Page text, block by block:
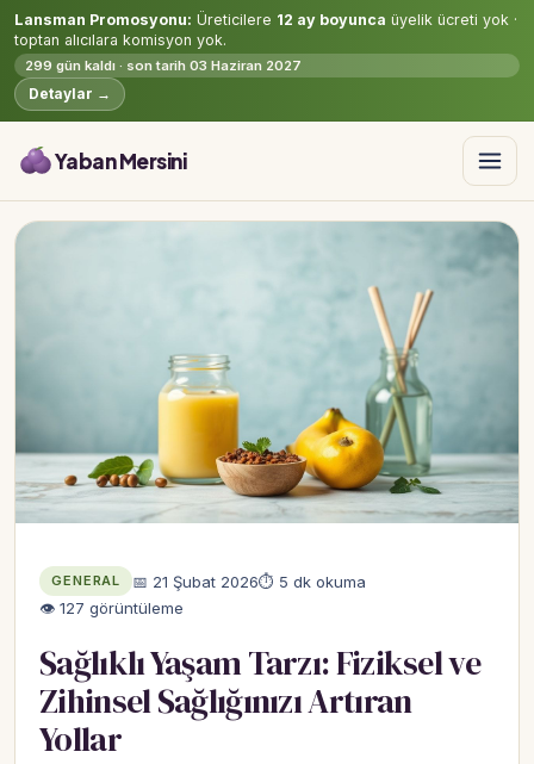
Lansman Promosyonu: Üreticilere 12 ay boyunca üyelik ücreti yok ·
toptan alıcılara komisyon yok.
299 gün kaldı · son tarih 03 Haziran 2027
Detaylar →
Yaban Mersini
GENERAL 📅 21 Şubat 2026⏱ 5 dk okuma
👁 127 görüntüleme
Sağlıklı Yaşam Tarzı: Fiziksel ve
Zihinsel Sağlığınızı Artıran
Yollar